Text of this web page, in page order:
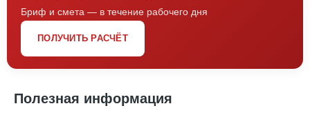
Бриф и смета — в течение рабочего дня
ПОЛУЧИТЬ РАСЧЁТ
Полезная информация